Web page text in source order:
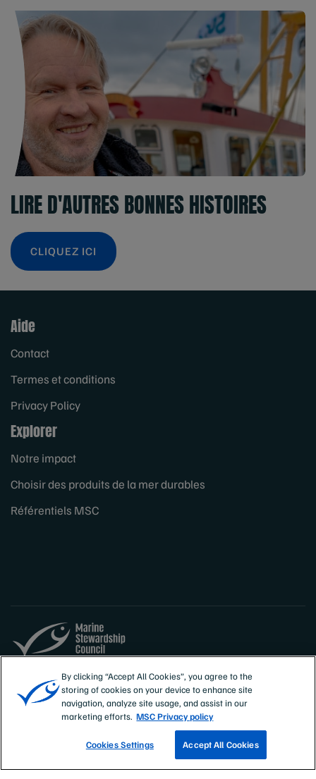
LIRE D'AUTRES BONNES HISTOIRES
CLIQUEZ ICI
Aide
Contact
Termes et conditions
Privacy Policy
Explorer
Notre impact
Choisir des produits de la mer durables
Référentiels MSC
België
français (Belgique)
By clicking “Accept All Cookies”, you agree to the
storing of cookies on your device to enhance site
navigation, analyze site usage, and assist in our
marketing efforts. MSC Privacy policy
Cookies Settings Accept All Cookies